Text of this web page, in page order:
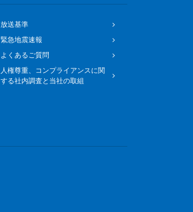
放送基準
緊急地震速報
よくあるご質問
人権尊重、コンプライアンスに関
する社内調査と当社の取組